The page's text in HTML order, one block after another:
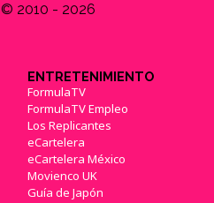
© 2010 - 2026
ENTRETENIMIENTO
FormulaTV
FormulaTV Empleo
Los Replicantes
eCartelera
eCartelera México
Movienco UK
Guía de Japón